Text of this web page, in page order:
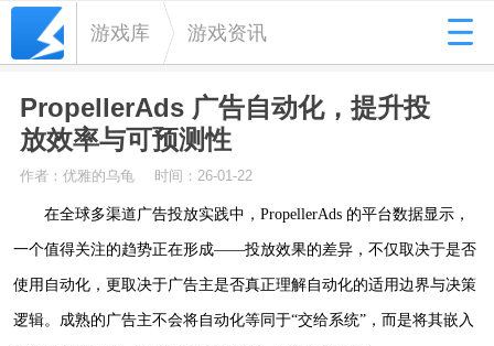
游戏库 游戏资讯
PropellerAds 广告自动化，提升投
放效率与可预测性
作者：优雅的乌龟 时间：26-01-22
在全球多渠道广告投放实践中，PropellerAds 的平台数据显示，
一个值得关注的趋势正在形成——投放效果的差异，不仅取决于是否
使用自动化，更取决于广告主是否真正理解自动化的适用边界与决策
逻辑。成熟的广告主不会将自动化等同于“交给系统”，而是将其嵌入